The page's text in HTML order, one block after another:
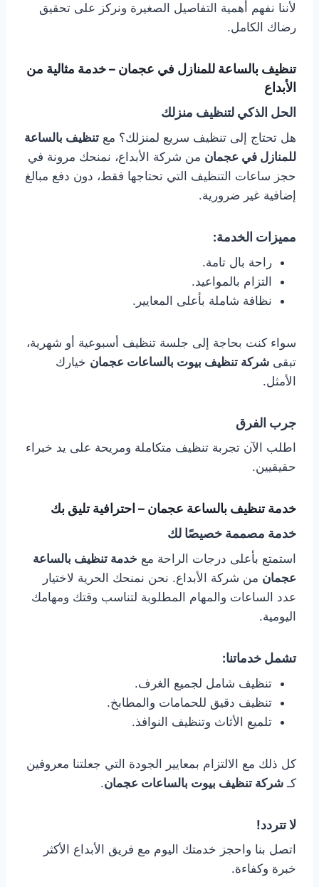
لأننا نفهم أهمية التفاصيل الصغيرة ونركز على تحقيق
رضاك الكامل.
تنظيف بالساعة للمنازل في عجمان – خدمة مثالية من
الأبداع
الحل الذكي لتنظيف منزلك
هل تحتاج إلى تنظيف سريع لمنزلك؟ مع تنظيف بالساعة
للمنازل في عجمان من شركة الأبداع، نمنحك مرونة في
حجز ساعات التنظيف التي تحتاجها فقط، دون دفع مبالغ
إضافية غير ضرورية.
مميزات الخدمة:
راحة بال تامة.
التزام بالمواعيد.
نظافة شاملة بأعلى المعايير.
سواء كنت بحاجة إلى جلسة تنظيف أسبوعية أو شهرية،
تبقى شركة تنظيف بيوت بالساعات عجمان خيارك
الأمثل.
جرب الفرق
اطلب الآن تجربة تنظيف متكاملة ومريحة على يد خبراء
حقيقيين.
خدمة تنظيف بالساعة عجمان – احترافية تليق بك
خدمة مصممة خصيصًا لك
استمتع بأعلى درجات الراحة مع خدمة تنظيف بالساعة
عجمان من شركة الأبداع. نحن نمنحك الحرية لاختيار
عدد الساعات والمهام المطلوبة لتناسب وقتك ومهامك
اليومية.
تشمل خدماتنا:
تنظيف شامل لجميع الغرف.
تنظيف دقيق للحمامات والمطابخ.
تلميع الأثاث وتنظيف النوافذ.
كل ذلك مع الالتزام بمعايير الجودة التي جعلتنا معروفين
كـ شركة تنظيف بيوت بالساعات عجمان.
لا تتردد!
اتصل بنا واحجز خدمتك اليوم مع فريق الأبداع الأكثر
خبرة وكفاءة.